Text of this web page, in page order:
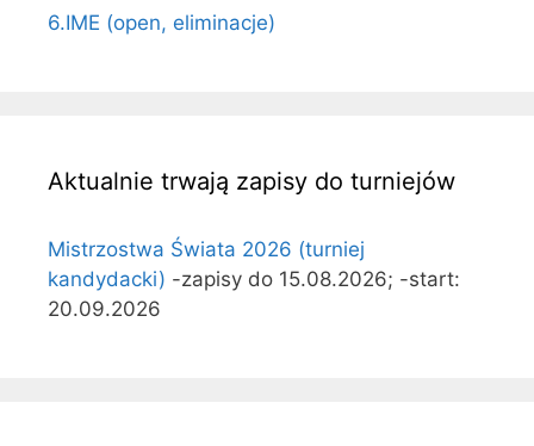
6.IME (open, eliminacje)
Aktualnie trwają zapisy do turniejów
Mistrzostwa Świata 2026 (turniej
kandydacki) -zapisy do 15.08.2026; -start:
20.09.2026